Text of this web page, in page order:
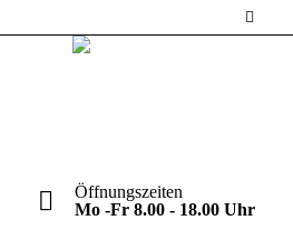
Öffnungszeiten
Mo -Fr 8.00 - 18.00 Uhr